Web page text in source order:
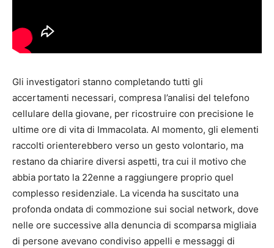
Gli investigatori stanno completando tutti gli
accertamenti necessari, compresa l’analisi del telefono
cellulare della giovane, per ricostruire con precisione le
ultime ore di vita di Immacolata. Al momento, gli elementi
raccolti orienterebbero verso un gesto volontario, ma
restano da chiarire diversi aspetti, tra cui il motivo che
abbia portato la 22enne a raggiungere proprio quel
complesso residenziale. La vicenda ha suscitato una
profonda ondata di commozione sui social network, dove
nelle ore successive alla denuncia di scomparsa migliaia
di persone avevano condiviso appelli e messaggi di